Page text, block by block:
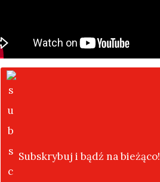
Subskrybuj i bądź na bieżąco!